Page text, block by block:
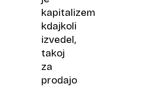
kapitalizem
kdajkoli
izvedel,
takoj
za
prodajo